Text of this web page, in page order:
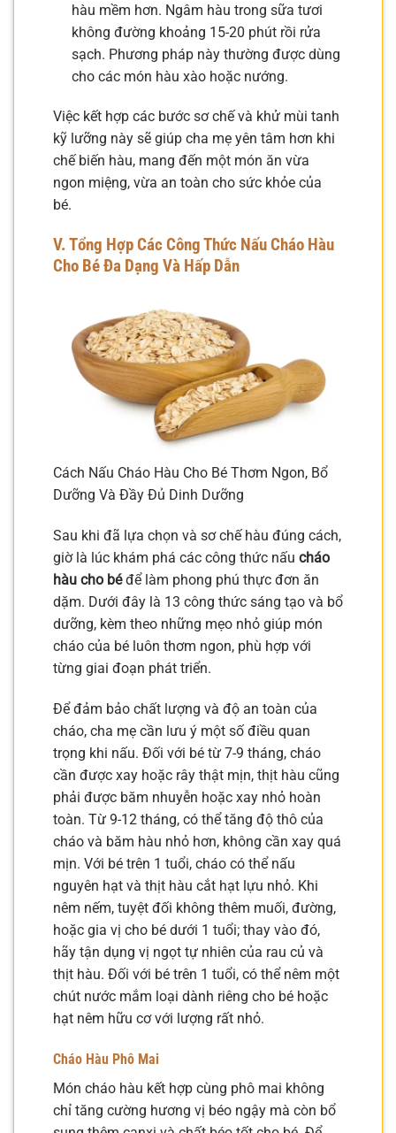
hàu mềm hơn. Ngâm hàu trong sữa tươi
không đường khoảng 15-20 phút rồi rửa
sạch. Phương pháp này thường được dùng
cho các món hàu xào hoặc nướng.
Việc kết hợp các bước sơ chế và khử mùi tanh
kỹ lưỡng này sẽ giúp cha mẹ yên tâm hơn khi
chế biến hàu, mang đến một món ăn vừa
ngon miệng, vừa an toàn cho sức khỏe của
bé.
V. Tổng Hợp Các Công Thức Nấu Cháo Hàu
Cho Bé Đa Dạng Và Hấp Dẫn
Cách Nấu Cháo Hàu Cho Bé Thơm Ngon, Bổ
Dưỡng Và Đầy Đủ Dinh Dưỡng
Sau khi đã lựa chọn và sơ chế hàu đúng cách,
giờ là lúc khám phá các công thức nấu cháo
hàu cho béđể làm phong phú thực đơn ăn
dặm. Dưới đây là 13 công thức sáng tạo và bổ
dưỡng, kèm theo những mẹo nhỏ giúp món
cháo của bé luôn thơm ngon, phù hợp với
từng giai đoạn phát triển.
Để đảm bảo chất lượng và độ an toàn của
cháo, cha mẹ cần lưu ý một số điều quan
trọng khi nấu. Đối với bé từ 7-9 tháng, cháo
cần được xay hoặc rây thật mịn, thịt hàu cũng
phải được băm nhuyễn hoặc xay nhỏ hoàn
toàn. Từ 9-12 tháng, có thể tăng độ thô của
cháo và băm hàu nhỏ hơn, không cần xay quá
mịn. Với bé trên 1 tuổi, cháo có thể nấu
nguyên hạt và thịt hàu cắt hạt lựu nhỏ. Khi
nêm nếm, tuyệt đối không thêm muối, đường,
hoặc gia vị cho bé dưới 1 tuổi; thay vào đó,
hãy tận dụng vị ngọt tự nhiên của rau củ và
thịt hàu. Đối với bé trên 1 tuổi, có thể nêm một
chút nước mắm loại dành riêng cho bé hoặc
hạt nêm hữu cơ với lượng rất nhỏ.
Cháo Hàu Phô Mai
Món cháo hàu kết hợp cùng phô mai không
chỉ tăng cường hương vị béo ngậy mà còn bổ